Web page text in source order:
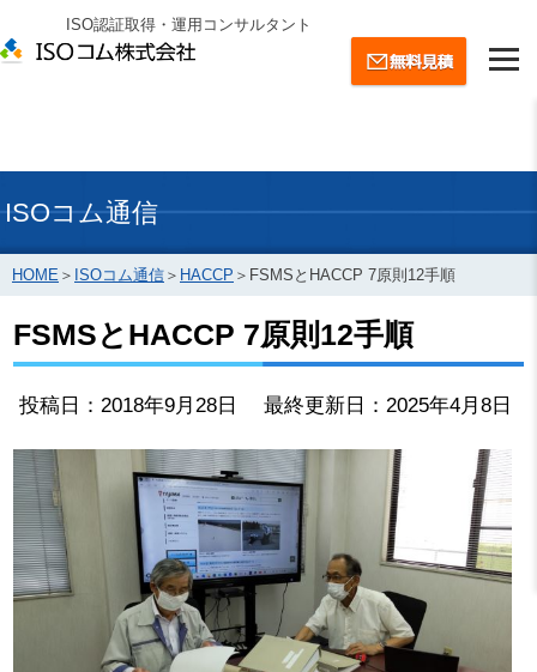
ISO認証取得・運用コンサルタント
ISOコム通信
HOME ＞ ISOコム通信 ＞ HACCP ＞ FSMSとHACCP 7原則12手順
FSMSとHACCP 7原則12手順
投稿日：2018年9月28日 最終更新日：2025年4月8日